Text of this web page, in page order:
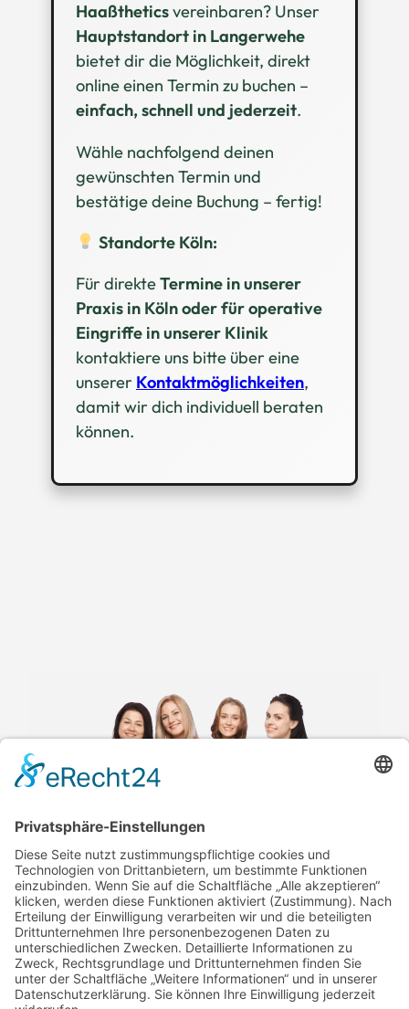
Haaßtheticsvereinbaren? Unser
Hauptstandort in Langerwehe
bietet dir die Möglichkeit, direkt
online einen Termin zu buchen –
einfach, schnell und jederzeit.
Wähle nachfolgend deinen
gewünschten Termin und
bestätige deine Buchung – fertig!
Standorte Köln:
Für direkteTermine in unserer
Praxis in Köln oder für operative
Eingriffe in unserer Klinik
kontaktiere uns bitte über eine
unserer Kontaktmöglichkeiten,
damit wir dich individuell beraten
können.
Datenschutz
Facebook Instagram